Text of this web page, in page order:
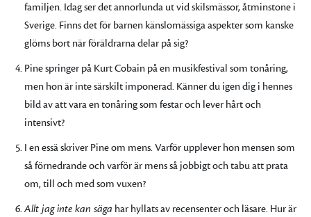
familjen. Idag ser det annorlunda ut vid skilsmässor, åtminstone i
Sverige. Finns det för barnen känslomässiga aspekter som kanske
glöms bort när föräldrarna delar på sig?
Pine springer på Kurt Cobain på en musikfestival som tonåring,
men hon är inte särskilt imponerad. Känner du igen dig i hennes
bild av att vara en tonåring som festar och lever hårt och
intensivt?
I en essä skriver Pine om mens. Varför upplever hon mensen som
så förnedrande och varför är mens så jobbigt och tabu att prata
om, till och med som vuxen?
Allt jag inte kan säga har hyllats av recensenter och läsare. Hur är